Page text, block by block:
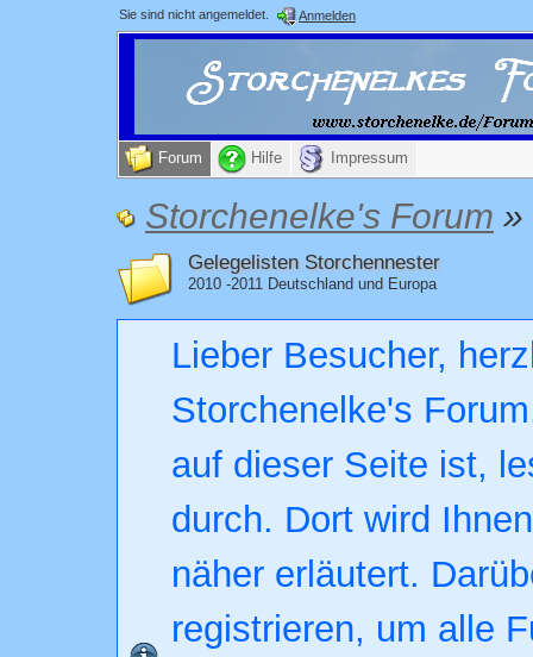
Sie sind nicht angemeldet. Anmelden
Forum Hilfe Impressum
Storchenelke's Forum »
Gelegelisten Storchennester
2010 -2011 Deutschland und Europa
Lieber Besucher,
Storchenelke's
auf dieser Seite ist,
durch. Dort wird
näher erläutert.
registrieren, um alle